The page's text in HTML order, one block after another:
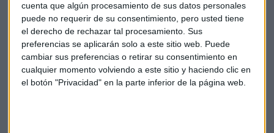
cuenta que algún procesamiento de sus datos personales
puede no requerir de su consentimiento, pero usted tiene
el derecho de rechazar tal procesamiento. Sus
preferencias se aplicarán solo a este sitio web. Puede
cambiar sus preferencias o retirar su consentimiento en
cualquier momento volviendo a este sitio y haciendo clic en
el botón "Privacidad" en la parte inferior de la página web.
La entrada de la SEPI puede favorecer a
Telefónica en bolsa